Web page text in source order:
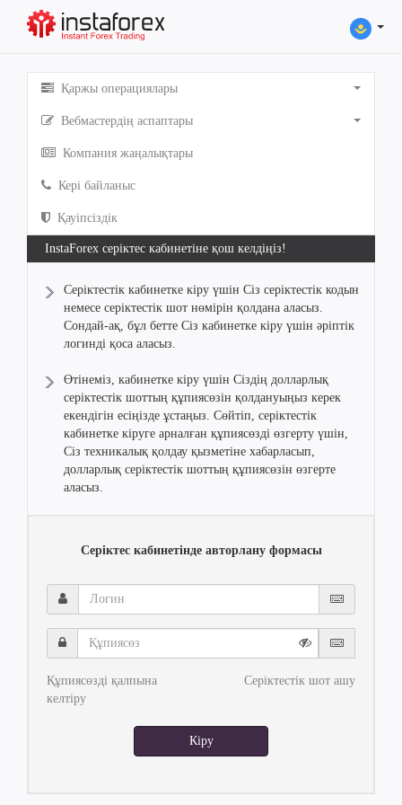
Қаржы операциялары
Вебмастердің аспаптары
Компания жаңалықтары
Кері байланыс
Қауіпсіздік
InstaForex серіктес кабинетіне қош келдіңіз!
Серіктестік кабинетке кіру үшін Сіз серіктестік кодын
немесе серіктестік шот нөмірін қолдана аласыз.
Сондай-ақ, бұл бетте Сіз кабинетке кіру үшін әріптік
логинді қоса аласыз.
Өтінеміз, кабинетке кіру үшін Сіздің долларлық
серіктестік шоттың құпиясөзін қолдануыңыз керек
екендігін есіңізде ұстаңыз. Сөйтіп, серіктестік
кабинетке кіруге арналған құпиясөзді өзгерту үшін,
Сіз техникалық қолдау қызметіне хабарласып,
долларлық серіктестік шоттың құпиясөзін өзгерте
аласыз.
Серіктес кабинетінде авторлану формасы
Логин
Құпиясөз
Құпиясөзді қалпына
келтіру
Серіктестік шот ашу
Кіру